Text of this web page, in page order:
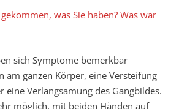
was Sie haben? Was war
sich Symptome bemerkbar
am ganzen Körper, eine Versteifung
eine Verlangsamung des Gangbildes.
möglich, mit beiden Händen auf